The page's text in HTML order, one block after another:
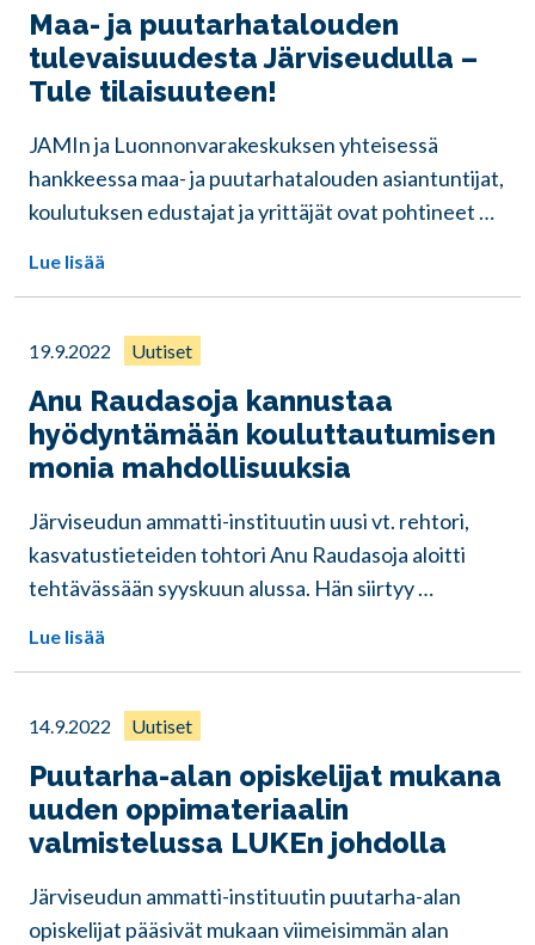
Maa- ja puutarhatalouden
tulevaisuudesta Järviseudulla –
Tule tilaisuuteen!
JAMIn ja Luonnonvarakeskuksen yhteisessä
hankkeessa maa- ja puutarhatalouden asiantuntijat,
koulutuksen edustajat ja yrittäjät ovat pohtineet …
Lue lisää
19.9.2022 Uutiset
Anu Raudasoja kannustaa
hyödyntämään kouluttautumisen
monia mahdollisuuksia
Järviseudun ammatti-instituutin uusi vt. rehtori,
kasvatustieteiden tohtori Anu Raudasoja aloitti
tehtävässään syyskuun alussa. Hän siirtyy …
Lue lisää
14.9.2022 Uutiset
Puutarha-alan opiskelijat mukana
uuden oppimateriaalin
valmistelussa LUKEn johdolla
Järviseudun ammatti-instituutin puutarha-alan
opiskelijat pääsivät mukaan viimeisimmän alan